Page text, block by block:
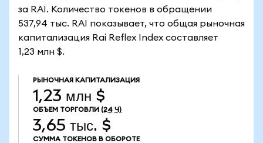
за RAI. Количество токенов в обращении
537,94 тыс. RAI показывает, что общая рыночная
капитализация Rai Reflex Index составляет
1,23 млн $.
РЫНОЧНАЯ КАПИТАЛИЗАЦИЯ
1,23 млн $
ОБЪЕМ ТОРГОВЛИ (24 Ч)
3,65 тыс. $
СУММА ТОКЕНОВ В ОБОРОТЕ